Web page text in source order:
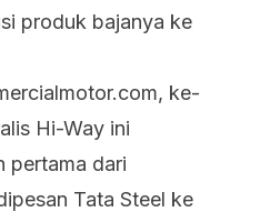
produk bajanya ke
ke-
Hi-Way ini
pertama dari
Tata Steel ke